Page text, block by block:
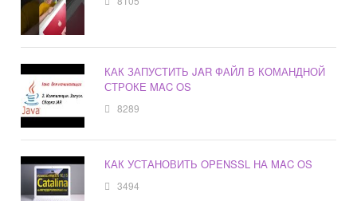
КАК ЗАПУСТИТЬ JAR ФАЙЛ В КОМАНДНОЙ
СТРОКЕ MAC OS
8289
КАК УСТАНОВИТЬ OPENSSL НА MAC OS
3494